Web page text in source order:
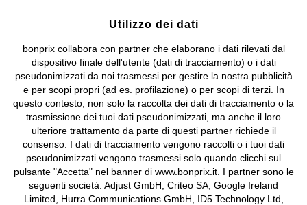
Utilizzo dei dati
bonprix collabora con partner che elaborano i dati rilevati dal
dispositivo finale dell'utente (dati di tracciamento) o i dati
pseudonimizzati da noi trasmessi per gestire la nostra pubblicità
e per scopi propri (ad es. profilazione) o per scopi di terzi. In
questo contesto, non solo la raccolta dei dati di tracciamento o la
trasmissione dei tuoi dati pseudonimizzati, ma anche il loro
ulteriore trattamento da parte di questi partner richiede il
consenso. I dati di tracciamento vengono raccolti o i tuoi dati
pseudonimizzati vengono trasmessi solo quando clicchi sul
pulsante "Accetta" nel banner di www.bonprix.it. I partner sono le
seguenti società: Adjust GmbH, Criteo SA, Google Ireland
Limited, Hurra Communications GmbH, ID5 Technology Ltd,